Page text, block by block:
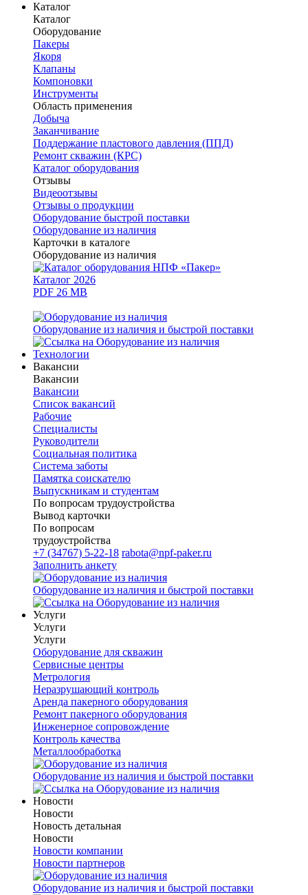
Каталог
Каталог
Оборудование
Пакеры
Якоря
Клапаны
Компоновки
Инструменты
Область применения
Добыча
Заканчивание
Поддержание пластового давления (ППД)
Ремонт скважин (КРС)
Каталог оборудования
Отзывы
Видеоотзывы
Отзывы о продукции
Оборудование быстрой поставки
Оборудование из наличия
Карточки в каталоге
Оборудование из наличия
Каталог 2026
PDF 26 MB
Оборудование из наличия и быстрой поставки
Технологии
Вакансии
Вакансии
Вакансии
Список вакансий
Рабочие
Специалисты
Руководители
Cоциальная политика
Система заботы
Памятка соискателю
Выпускникам и студентам
По вопросам трудоустройства
Вывод карточки
По вопросам
трудоустройства
+7 (34767) 5-22-18 rabota@npf-paker.ru
Заполнить анкету
Оборудование из наличия и быстрой поставки
Услуги
Услуги
Услуги
Оборудование для скважин
Сервисные центры
Метрология
Неразрушающий контроль
Аренда пакерного оборудования
Ремонт пакерного оборудования
Инженерное сопровождение
Контроль качества
Металлообработка
Оборудование из наличия и быстрой поставки
Новости
Новости
Новость детальная
Новости
Новости компании
Новости партнеров
Оборудование из наличия и быстрой поставки